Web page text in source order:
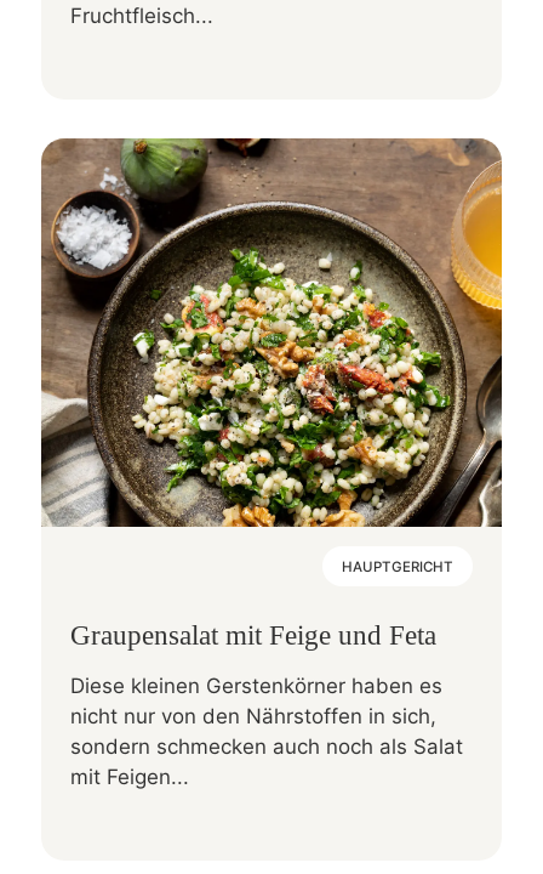
Fruchtfleisch...
HAUPTGERICHT
Graupensalat mit Feige und Feta
Diese kleinen Gerstenkörner haben es
nicht nur von den Nährstoffen in sich,
sondern schmecken auch noch als Salat
mit Feigen...